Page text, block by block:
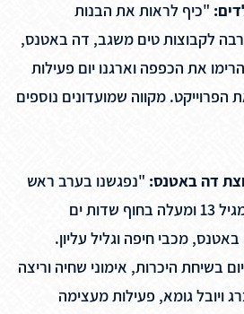
"כיף לראות את הבנות
לקבוצות טים משגב, דה באטנס,
את הכפפה וארגנו יום פעילות
מקווה שמועדונים נוספים
דה באטנס: "נפגשנו בערב ראש
השנה כ-20 ספורטאיות מגיל 13 ומעלה בחוף שדות ים
מכבי חיפה וגליל עליון.
בשיחת היכרות, אימוני שחיה וריצה
ויובל גומא, פעילות מעצימה